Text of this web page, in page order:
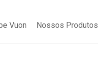
Vuon Nossos Produtos